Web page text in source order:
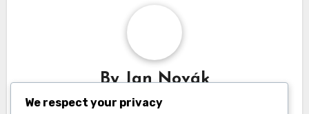
ByJan Novák
Jan Novák je tenisový trenér a autor, který se
We respect your privacy